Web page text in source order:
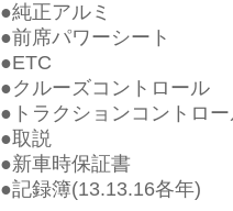
●純正アルミ
●前席パワーシート
●ETC
●クルーズコントロール
●トラクションコントロ
●取説
●新車時保証書
●記録簿(13.13.16各年)